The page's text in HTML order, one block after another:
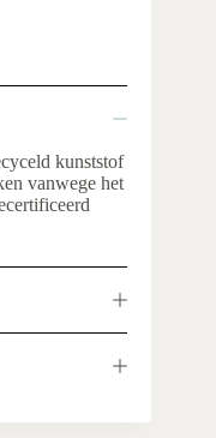
kunststof
vanwege het